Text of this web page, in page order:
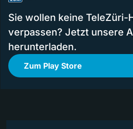
Sie wollen keine TeleZüri-
verpassen? Jetzt unsere
herunterladen.
Zum Play Store